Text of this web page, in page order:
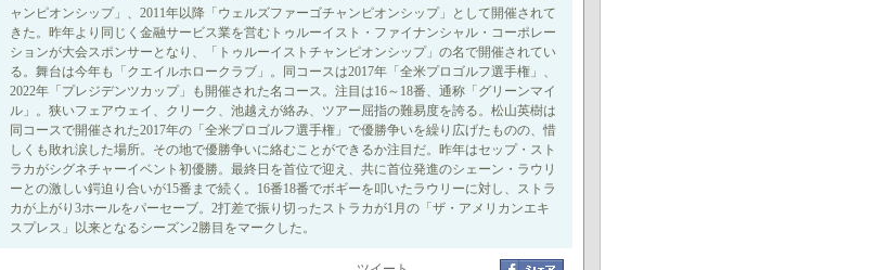
ャンピオンシップ」、2011年以降「ウェルズファーゴチャンピオンシップ」として開催されて
きた。昨年より同じく金融サービス業を営むトゥルーイスト・ファイナンシャル・コーポレー
ションが大会スポンサーとなり、「トゥルーイストチャンピオンシップ」の名で開催されてい
る。舞台は今年も「クエイルホロークラブ」。同コースは2017年「全米プロゴルフ選手権」、
2022年「プレジデンツカップ」も開催された名コース。注目は16～18番、通称「グリーンマイ
ル」。狭いフェアウェイ、クリーク、池越えが絡み、ツアー屈指の難易度を誇る。松山英樹は
同コースで開催された2017年の「全米プロゴルフ選手権」で優勝争いを繰り広げたものの、惜
しくも敗れ涙した場所。その地で優勝争いに絡むことができるか注目だ。昨年はセップ・スト
ラカがシグネチャーイベント初優勝。最終日を首位で迎え、共に首位発進のシェーン・ラウリ
ーとの激しい鍔迫り合いが15番まで続く。16番18番でボギーを叩いたラウリーに対し、ストラ
カが上がり3ホールをパーセーブ。2打差で振り切ったストラカが1月の「ザ・アメリカンエキ
スプレス」以来となるシーズン2勝目をマークした。